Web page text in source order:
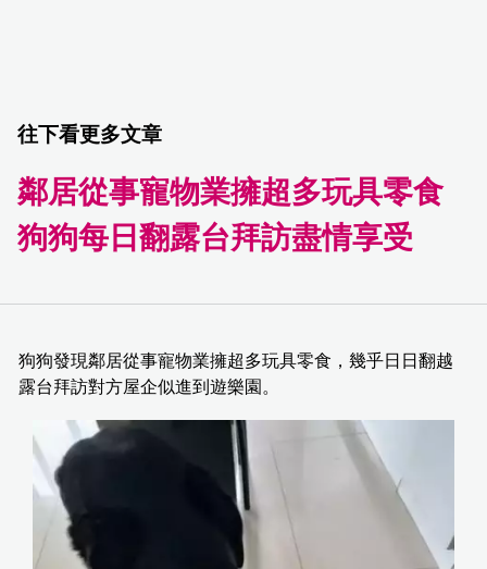
往下看更多文章
鄰居從事寵物業擁超多玩具零食
狗狗每日翻露台拜訪盡情享受
狗狗發現鄰居從事寵物業擁超多玩具零食，幾乎日日翻越
露台拜訪對方屋企似進到遊樂園。